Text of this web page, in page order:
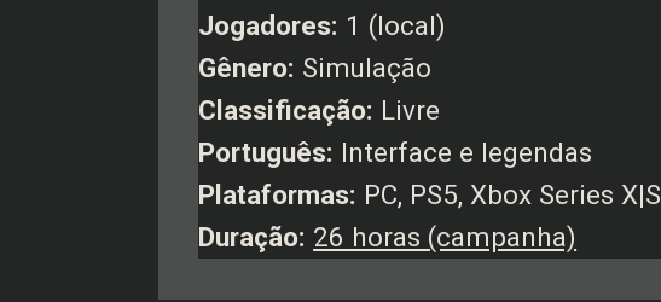
Jogadores: 1 (local)
Gênero: Simulação
Classificação: Livre
Português: Interface e legendas
Plataformas: PC, PS5, Xbox Series X|S
Duração: 26 horas (campanha)